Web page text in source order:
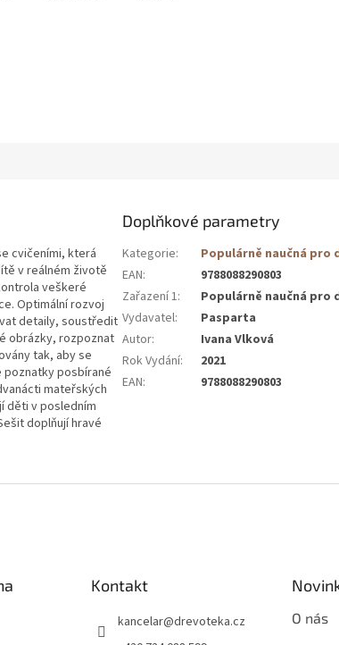
cvičeními, která
v reálném životě
veškeré
Optimální rozvoj
detaily, soustředit
obrázky, rozpoznat
tak, aby se
poznatky posbírané
mateřských
děti v posledním
doplňují hravé
Doplňkové parametry
Kategorie:
Populárně naučná pro
EAN:
9788088290803
Zařazení 1:
Populárně naučná pro
Vydavatel:
Pasparta
Autor:
Ivana Vlková
Rok Vydání:
2021
EAN: 9788088290803
Kontakt
kancelar@drevoteka.cz
O nás